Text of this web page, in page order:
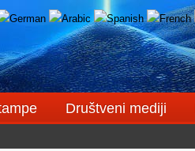
Društveni mediji